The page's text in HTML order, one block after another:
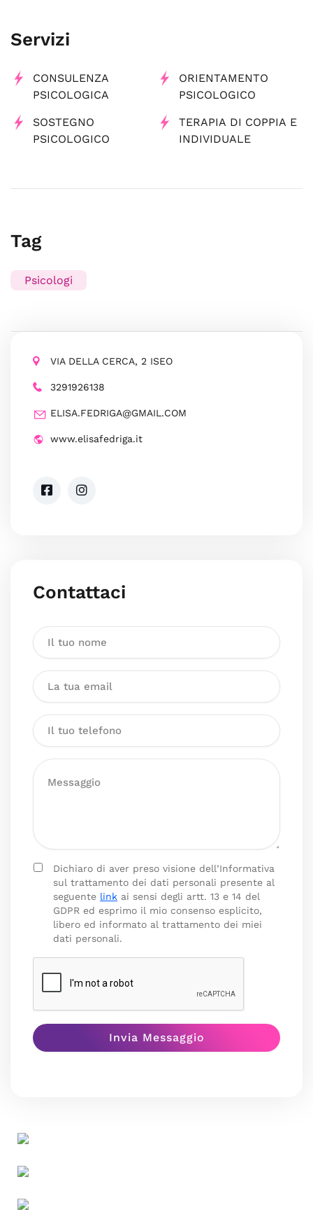
Servizi
CONSULENZA
PSICOLOGICA
ORIENTAMENTO
PSICOLOGICO
SOSTEGNO
PSICOLOGICO
TERAPIA DI COPPIA E
INDIVIDUALE
Tag
Psicologi
VIA DELLA CERCA, 2 ISEO
3291926138
ELISA.FEDRIGA@GMAIL.COM
www.elisafedriga.it
Contattaci
Dichiaro di aver preso visione dell’Informativa
sul trattamento dei dati personali presente al
seguente link ai sensi degli artt. 13 e 14 del
GDPR ed esprimo il mio consenso esplicito,
libero ed informato al trattamento dei miei
dati personali.